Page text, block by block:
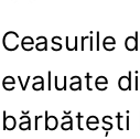
Ceasurile
evaluate
bărbătești